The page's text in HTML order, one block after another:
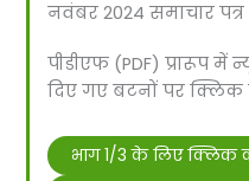
नवंबर 2024 समाचार पत्र
पीडीएफ (PDF) प्रारूप
दिए गए बटनों पर क्लिक
भाग 1/3 के लिए क्लिक